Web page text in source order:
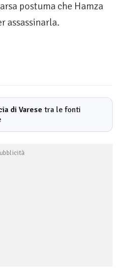
postuma che Hamza
assassinarla.
di Varese tra le fonti